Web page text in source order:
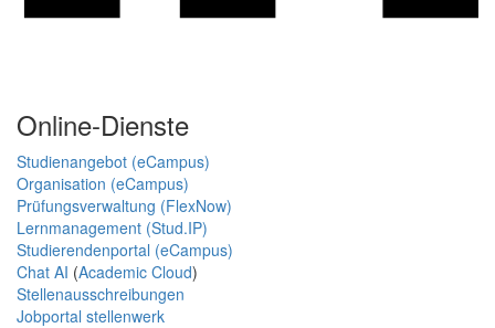
Online-Dienste
Studienangebot (eCampus)
Organisation (eCampus)
Prüfungsverwaltung (FlexNow)
Lernmanagement (Stud.IP)
Studierendenportal (eCampus)
Chat AI (Academic Cloud)
Stellenausschreibungen
Jobportal stellenwerk